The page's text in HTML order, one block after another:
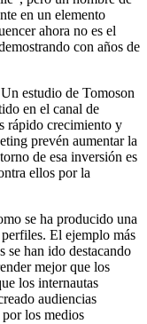
en un elemento
ahora no es el
con años de
estudio de Tomoson
en el canal de
rápido crecimiento y
prevén aumentar la
de esa inversión es
ellos por la
se ha producido una
El ejemplo más
se han ido destacando
mejor que los
los internautas
audiencias
los medios